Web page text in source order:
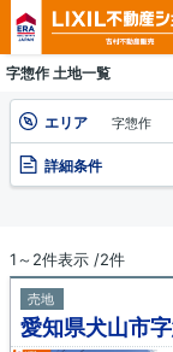
字惣作 土地一覧
エリア 字惣作
詳細条件
1～2件表示 /2件
売地
愛知県犬山市